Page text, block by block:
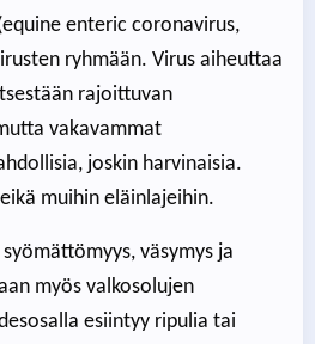
enteric coronavirus,
ryhmään. Virus aiheuttaa
rajoittuvan
vakavammat
joskin harvinaisia.
muihin eläinlajeihin.
väsymys ja
myös valkosolujen
esiintyy ripulia tai